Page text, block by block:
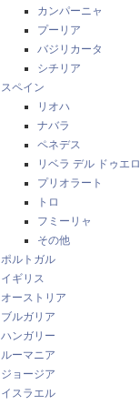
カンパーニャ
プーリア
バジリカータ
シチリア
スペイン
リオハ
ナバラ
ペネデス
リベラ デル ドゥエロ
プリオラート
トロ
フミーリャ
その他
ポルトガル
イギリス
オーストリア
ブルガリア
ハンガリー
ルーマニア
ジョージア
イスラエル